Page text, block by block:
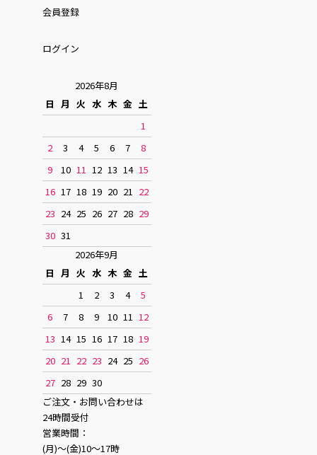
会員登録
ログイン
2026年8月
日 月 火 水 木 金 土
1
2
3 4 5 6 7
8
9
10 11 12 13 14 15
16 17 18 19 20 21 22
23 24 25 26 27 28 29
30 31
2026年9月
日 月 火 水 木 金 土
1
2 3 4
5
6
7 8 9 10 11 12
13 14 15 16 17 18 19
20 21 22 23 24 25 26
27 28 29 30
ご注文・お問い合わせは
24時間受付
営業時間：
(月)〜(金)10〜17時